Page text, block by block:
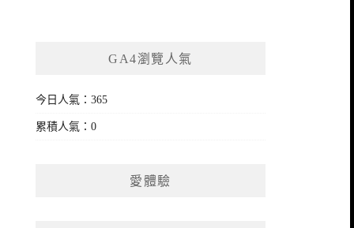
GA4瀏覽人氣
今日人氣：365
累積人氣：0
愛體驗